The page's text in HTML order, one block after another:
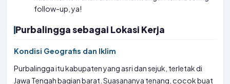
follow-up, ya!
Purbalingga sebagai Lokasi Kerja
Kondisi Geografis dan Iklim
Purbalingga itu kabupaten yang asri dan sejuk, terletak di
Jawa Tengah bagian barat. Suasananya tenang, cocok buat